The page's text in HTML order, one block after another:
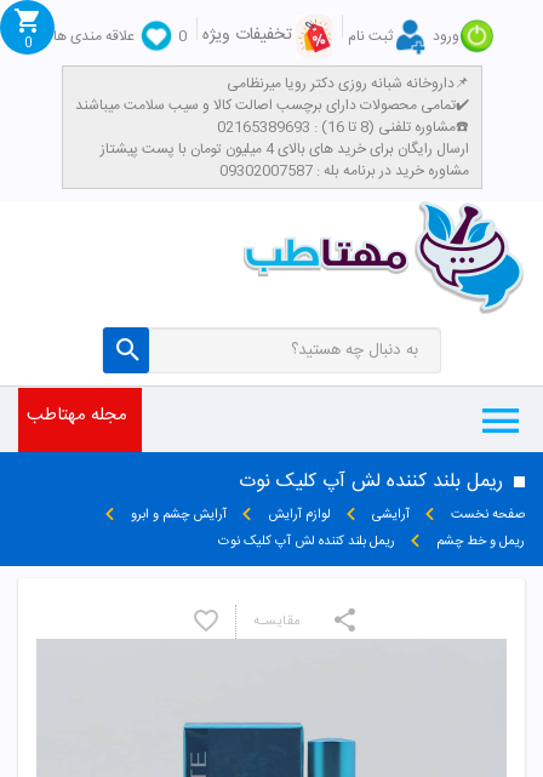
ورود ثبت نام تخفیفات ویژه 0
علاقه مندی ها
داروخانه شبانه روزی دکتر رویا میرنظامی📌
تمامی محصولات دارای برچسب اصالت کالا و سیب سلامت میباشند✔️
مشاوره تلفنی (8 تا 16) : 02165389693☎️
​ارسال رایگان برای خرید های بالای 4 میلیون تومان با پست پیشتاز
مشاوره خرید در برنامه بله : 09302007587
0
مجله مهتاطب
ریمل بلند کننده لش آپ کلیک نوت
صفحه نخست آرایشی لوازم آرایش
آرایش چشم و ابرو
ریمل و خط چشم
ریمل بلند کننده لش آپ کلیک نوت
مقایسـه